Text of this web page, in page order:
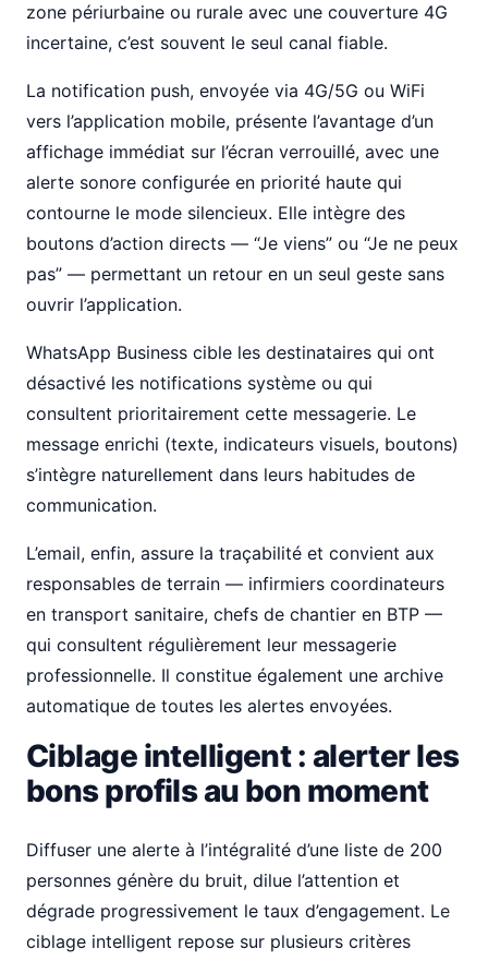
zone périurbaine ou rurale avec une couverture 4G
incertaine, c’est souvent le seul canal fiable.
La notification push, envoyée via 4G/5G ou WiFi
vers l’application mobile, présente l’avantage d’un
affichage immédiat sur l’écran verrouillé, avec une
alerte sonore configurée en priorité haute qui
contourne le mode silencieux. Elle intègre des
boutons d’action directs — “Je viens” ou “Je ne peux
pas” — permettant un retour en un seul geste sans
ouvrir l’application.
WhatsApp Business cible les destinataires qui ont
désactivé les notifications système ou qui
consultent prioritairement cette messagerie. Le
message enrichi (texte, indicateurs visuels, boutons)
s’intègre naturellement dans leurs habitudes de
communication.
L’email, enfin, assure la traçabilité et convient aux
responsables de terrain — infirmiers coordinateurs
en transport sanitaire, chefs de chantier en BTP —
qui consultent régulièrement leur messagerie
professionnelle. Il constitue également une archive
automatique de toutes les alertes envoyées.
Ciblage intelligent : alerter les
bons profils au bon moment
Diffuser une alerte à l’intégralité d’une liste de 200
personnes génère du bruit, dilue l’attention et
dégrade progressivement le taux d’engagement. Le
ciblage intelligent repose sur plusieurs critères